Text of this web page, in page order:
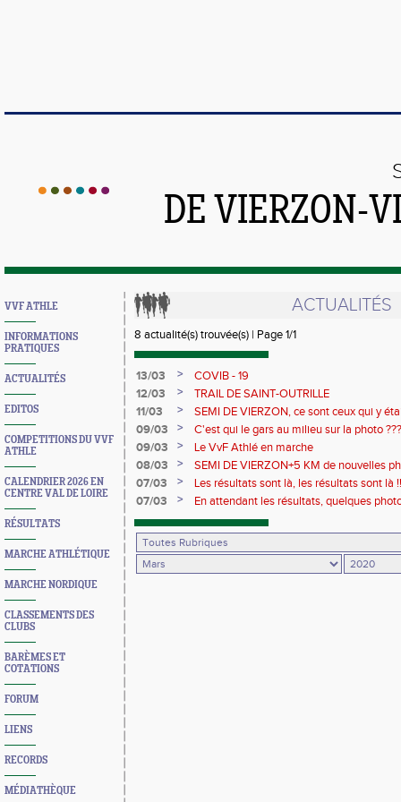
DE VIERZON-
VVF ATHLE
INFORMATIONS
PRATIQUES
ACTUALITÉS
EDITOS
COMPETITIONS DU VVF
ATHLE
CALENDRIER 2026 EN
CENTRE VAL DE LOIRE
RÉSULTATS
MARCHE ATHLÉTIQUE
MARCHE NORDIQUE
CLASSEMENTS DES
CLUBS
BARÈMES ET
COTATIONS
FORUM
LIENS
RECORDS
MÉDIATHÈQUE
ACTUALITÉS
8 actualité(s) trouvée(s) | Page 1/1
13/03 >
COVIB - 19
12/03
>
TRAIL DE SAINT-OUTRILLE
11/03
>
SEMI DE VIERZON, ce sont ceux qui y
mieux. Articles BR, Vidéo
09/03 >
C'est qui le gars au milieu sur la photo
09/03
>
Le VvF Athlé en marche
08/03
>
SEMI DE VIERZON+5 KM de nouvelles
07/03
>
Les résultats sont là, les résultats sont là
07/03
> En attendant les résultats, quelques